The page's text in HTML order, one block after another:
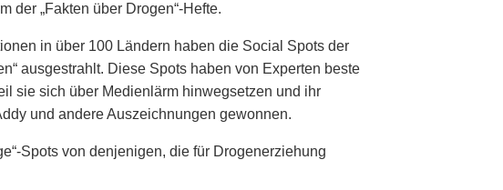
der „Fakten über Drogen“-Hefte.
in über 100 Ländern haben die Social Spots der
ausgestrahlt. Diese Spots haben von Experten beste
sie sich über Medienlärm hinwegsetzen und ihr
und andere Auszeichnungen gewonnen.
Spots von denjenigen, die für Drogenerziehung